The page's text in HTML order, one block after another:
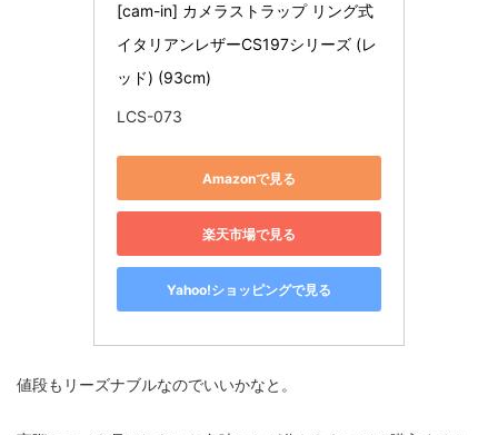
[cam-in] カメラストラップ リング式
イタリアンレザーCS197シリーズ (レ
ッド) (93cm)
LCS-073
Amazonで見る
楽天市場で見る
Yahoo!ショッピングで見る
値段もリーズナブルなのでいいかなと。